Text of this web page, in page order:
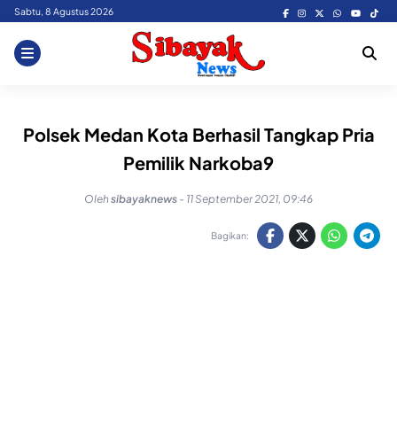
Skip
content
Sabtu, 8 Agustus 2026
Polsek Medan Kota Berhasil Tangkap Pria
Pemilik Narkoba9
Olehsibayaknews - 11 September 2021, 09:46
Bagikan: